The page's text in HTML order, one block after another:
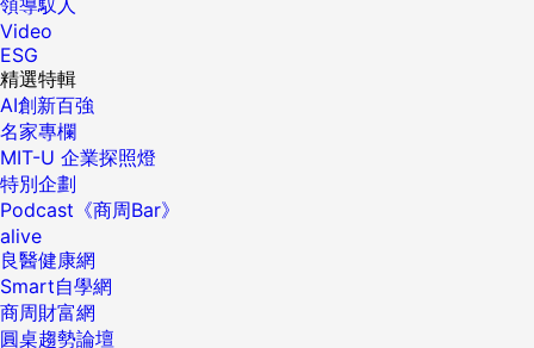
Video
ESG
精選特輯
AI創新百強
名家專欄
MIT-U 企業探照燈
特別企劃
Podcast《商周Bar》
alive
良醫健康網
Smart自學網
商周財富網
圓桌趨勢論壇